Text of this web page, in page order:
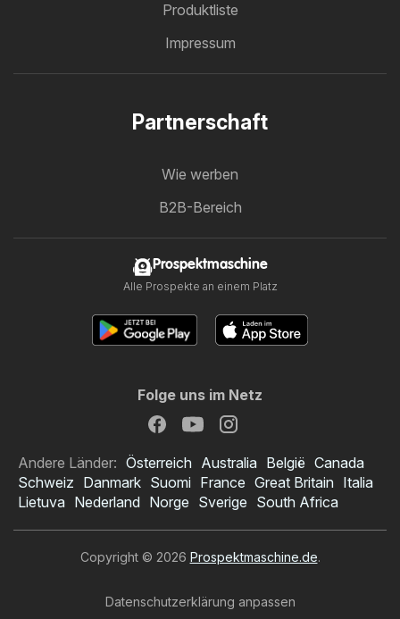
Produktliste
Impressum
Partnerschaft
Wie werben
B2B-Bereich
Prospektmaschine
Alle Prospekte an einem Platz
Folge uns im Netz
Andere Länder: Österreich Australia België Canada
Schweiz Danmark Suomi France Great Britain Italia
Lietuva Nederland Norge Sverige South Africa
Copyright © 2026 Prospektmaschine.de.
Datenschutzerklärung anpassen